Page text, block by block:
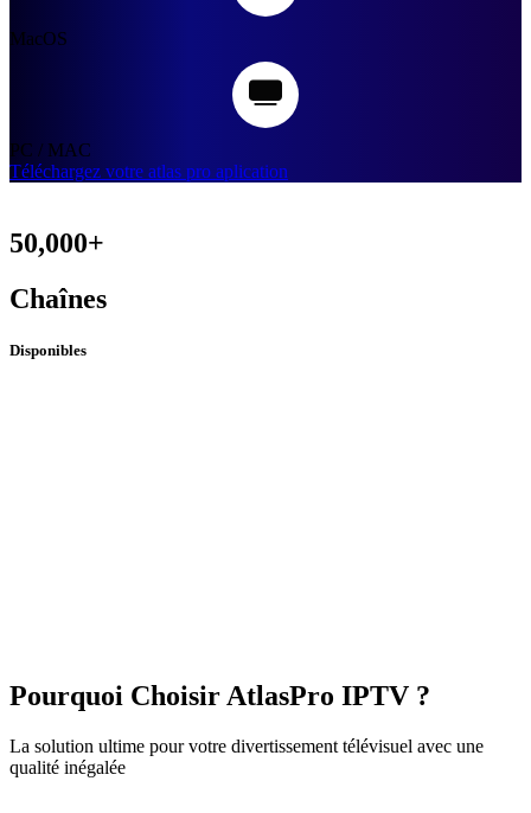
MacOS
PC / MAC
Téléchargez votre atlas pro aplication
50,000+
Chaînes
Disponibles
Pourquoi Choisir AtlasPro IPTV ?
La solution ultime pour votre divertissement télévisuel avec une
qualité inégalée